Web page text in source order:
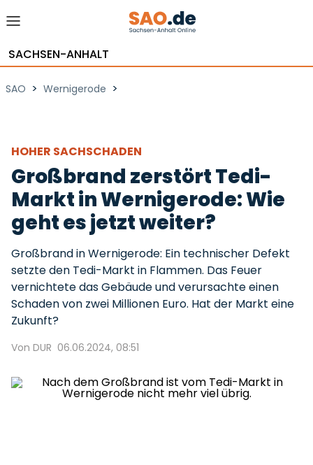
SACHSEN-ANHALT
SAO > Wernigerode >
HOHER SACHSCHADEN
Großbrand zerstört Tedi-
Markt in Wernigerode: Wie
geht es jetzt weiter?
Großbrand in Wernigerode: Ein technischer Defekt
setzte den Tedi-Markt in Flammen. Das Feuer
vernichtete das Gebäude und verursachte einen
Schaden von zwei Millionen Euro. Hat der Markt eine
Zukunft?
Von DUR 06.06.2024, 08:51